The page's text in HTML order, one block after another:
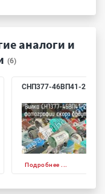
аналоги и
(6)
СНП377-46ВП41-2
Подробнее ...